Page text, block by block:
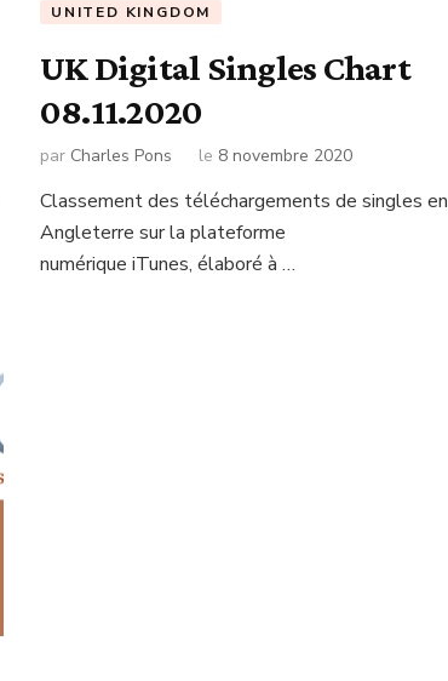
UNITED KINGDOM
UK Digital Singles Chart
08.11.2020
par Charles Pons le 8 novembre 2020
Classement des téléchargements de singles en
Angleterre sur la plateforme
numérique iTunes, élaboré à …